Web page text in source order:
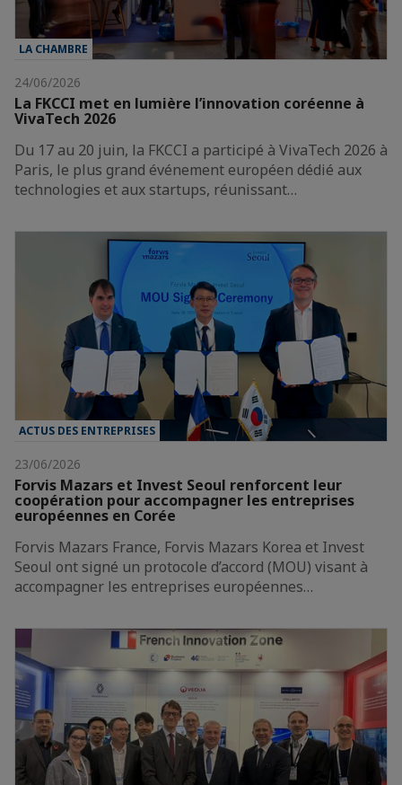
LA CHAMBRE
24/06/2026
La FKCCI met en lumière l’innovation coréenne à
VivaTech 2026
Du 17 au 20 juin, la FKCCI a participé à VivaTech 2026 à
Paris, le plus grand événement européen dédié aux
technologies et aux startups, réunissant…
ACTUS DES ENTREPRISES
23/06/2026
Forvis Mazars et Invest Seoul renforcent leur
coopération pour accompagner les entreprises
européennes en Corée
Forvis Mazars France, Forvis Mazars Korea et Invest
Seoul ont signé un protocole d’accord (MOU) visant à
accompagner les entreprises européennes…